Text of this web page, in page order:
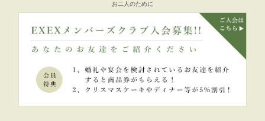
お二人のために